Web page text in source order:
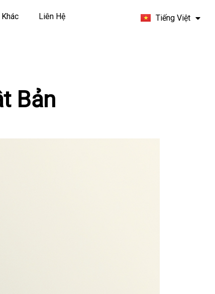
Liên Hệ Tiếng Việt
Français
Bản